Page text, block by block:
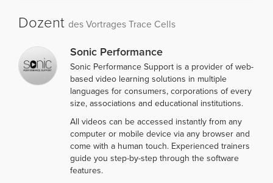
Dozent des Vortrages Trace Cells
Sonic Performance
Sonic Performance Support is a provider of web-
based video learning solutions in multiple
languages for consumers, corporations of every
size, associations and educational institutions.
All videos can be accessed instantly from any
computer or mobile device via any browser and
come with a human touch. Experienced trainers
guide you step-by-step through the software
features.